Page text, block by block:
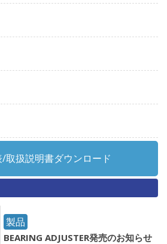
取扱説明書ダウンロード
製品
BEARING ADJUSTER発売のお知らせ